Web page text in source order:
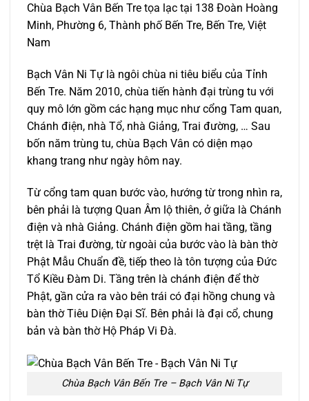
Chùa Bạch Vân Bến Tre tọa lạc tại 138 Đoàn Hoàng
Minh, Phường 6, Thành phố Bến Tre, Bến Tre, Việt
Nam
Bạch Vân Ni Tự là ngôi chùa ni tiêu biểu của Tỉnh
Bến Tre. Năm 2010, chùa tiến hành đại trùng tu với
quy mô lớn gồm các hạng mục như cổng Tam quan,
Chánh điện, nhà Tổ, nhà Giảng, Trai đường, … Sau
bốn năm trùng tu, chùa Bạch Vân có diện mạo
khang trang như ngày hôm nay.
Từ cổng tam quan bước vào, hướng từ trong nhìn ra,
bên phải là tượng Quan Âm lộ thiên, ở giữa là Chánh
điện và nhà Giảng. Chánh điện gồm hai tầng, tầng
trệt là Trai đường, từ ngoài của bước vào là bàn thờ
Phật Mẫu Chuẩn đề, tiếp theo là tôn tượng của Đức
Tổ Kiều Đàm Di. Tầng trên là chánh điện để thờ
Phật, gần cửa ra vào bên trái có đại hồng chung và
bàn thờ Tiêu Diện Đại Sĩ. Bên phải là đại cổ, chung
bản và bàn thờ Hộ Pháp Vi Đà.
Chùa Bạch Vân Bến Tre – Bạch Vân Ni Tự